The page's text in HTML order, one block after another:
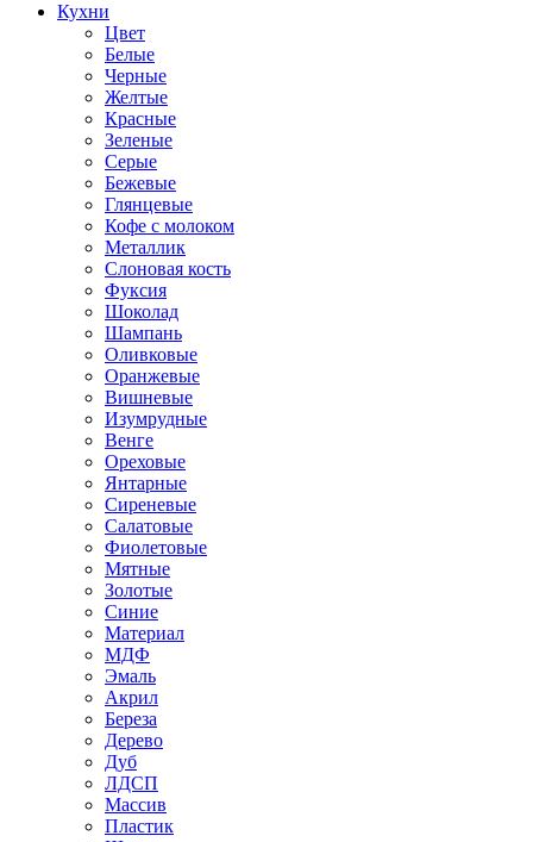
Кухни
Цвет
Белые
Черные
Желтые
Красные
Зеленые
Серые
Бежевые
Глянцевые
Кофе с молоком
Металлик
Слоновая кость
Фуксия
Шоколад
Шампань
Оливковые
Оранжевые
Вишневые
Изумрудные
Венге
Ореховые
Янтарные
Сиреневые
Салатовые
Фиолетовые
Мятные
Золотые
Синие
Материал
МДФ
Эмаль
Акрил
Береза
Дерево
Дуб
ЛДСП
Массив
Пластик